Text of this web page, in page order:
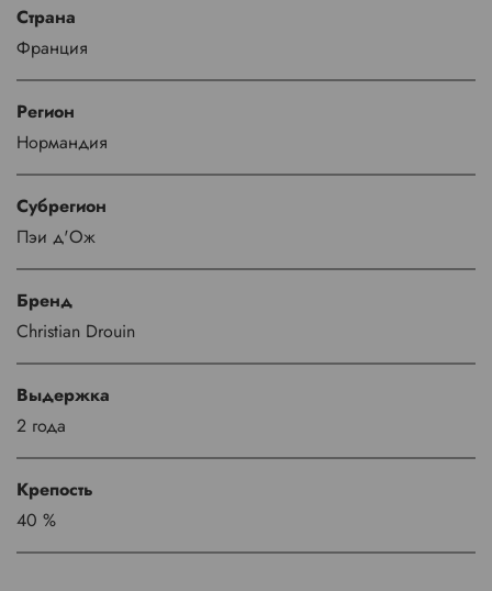
Страна
Франция
Регион
Нормандия
Субрегион
Пэи д'Ож
Бренд
Christian Drouin
Выдержка
2 года
Крепость
40 %